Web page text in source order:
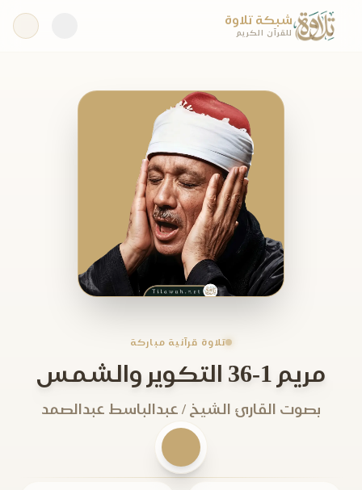
شبكة تلاوة
للقرآن الكريم
تلاوة قرآنية مباركة
مريم 1-36 التكوير والشمس
بصوت القارئ الشيخ / عبدالباسط عبدالصمد